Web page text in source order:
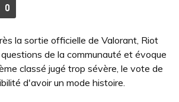
ACCÉDER AUX
0
COMMENTAIRES
la sortie officielle de Valorant, Riot
de la communauté et évoque
classé jugé trop sévère, le vote de
d'avoir un mode histoire.